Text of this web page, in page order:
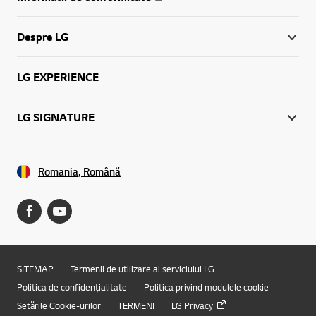
Despre LG
LG EXPERIENCE
LG SIGNATURE
Romania, Română
SITEMAP
Termenii de utilizare ai serviciului LG
Politica de confidențialitate
Politica privind modulele cookie
Setările Cookie-urilor
TERMENI LG Privacy
Online Chat